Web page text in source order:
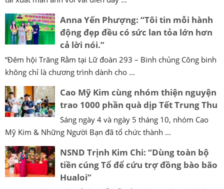
Anna Yến Phượng: “Tôi tin mỗi hành
động đẹp đều có sức lan tỏa lớn hơn
cả lời nói.”
“Đêm hội Trăng Rằm tại Lữ đoàn 293 – Binh chủng Công binh
không chỉ là chương trình dành cho ...
Cao Mỹ Kim cùng nhóm thiện nguyện
trao 1000 phần quà dịp Tết Trung Thu
Sáng ngày 4 và ngày 5 tháng 10, nhóm Cao
Mỹ Kim & Những Người Bạn đã tổ chức thành ...
NSND Trịnh Kim Chi: “Dùng toàn bộ
tiền cúng Tổ để cứu trợ đồng bào bão
Hualoi”